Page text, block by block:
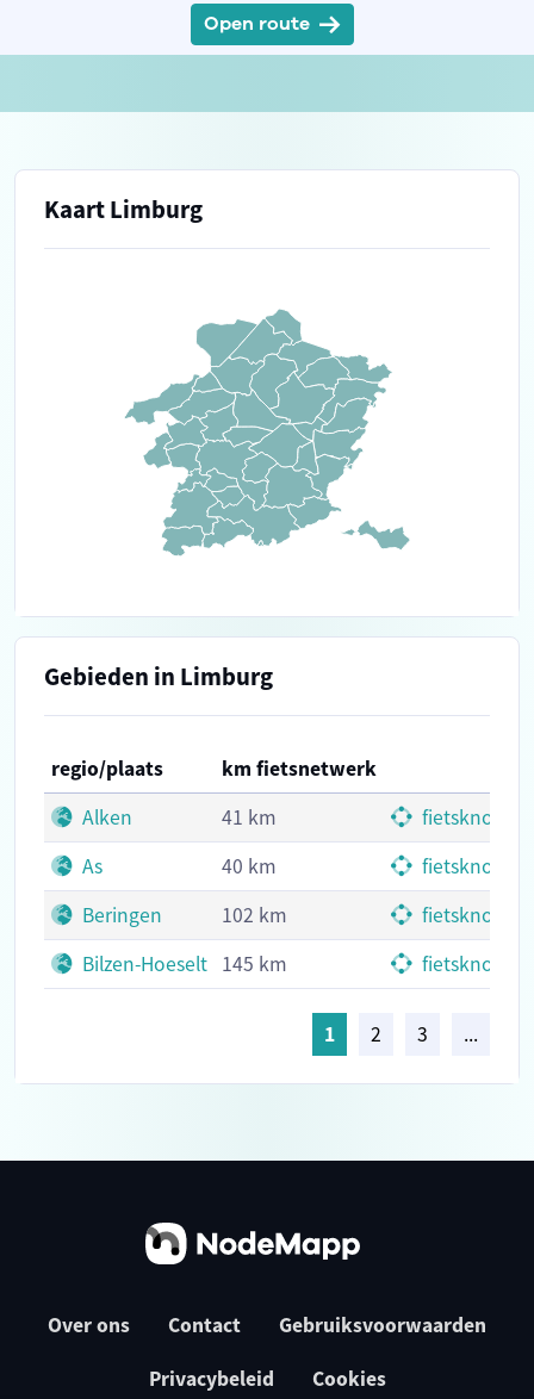
Open route
Kaart Limburg
Gebieden in Limburg
regio/plaats
km fietsnetwerk
Alken
41 km
As
40 km
Beringen
102 km
Bilzen-Hoeselt 145 km
1 2 3 ...
Over ons Contact Gebruiksvoorwaarden
Privacybeleid Cookies